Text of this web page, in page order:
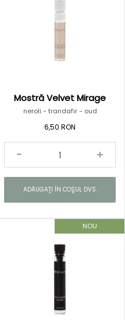
Mostră Velvet Mirage
neroli - trandafir - oud
6,50 RON
ADĂUGAŢI ÎN COŞUL DVS.
NOU